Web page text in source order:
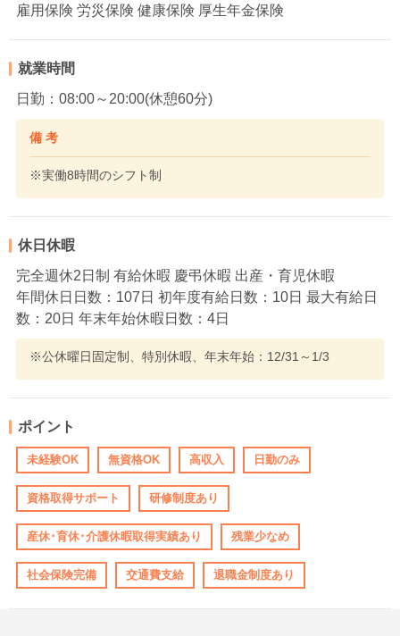
雇用保険 労災保険 健康保険 厚生年金保険
就業時間
日勤：08:00～20:00(休憩60分)
備 考
※実働8時間のシフト制
休日休暇
完全週休2日制 有給休暇 慶弔休暇 出産・育児休暇
年間休日日数：107日 初年度有給日数：10日 最大有給日
数：20日 年末年始休暇日数：4日
※公休曜日固定制、特別休暇、年末年始：12/31～1/3
ポイント
未経験OK 無資格OK 高収入 日勤のみ
資格取得サポート 研修制度あり
産休･育休･介護休暇取得実績あり 残業少なめ
社会保険完備 交通費支給 退職金制度あり